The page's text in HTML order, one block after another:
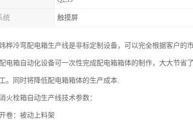
统 触摸屏
桦冷弯配电箱生产线是非标定制设备，可以完全根据客户的
配电箱自动化设备可一次性完成配电箱箱体的制作，大大节省
工。同时将降低配电箱箱体的生产成本.
火栓箱自动生产线技术参数：
卷：被动上料架